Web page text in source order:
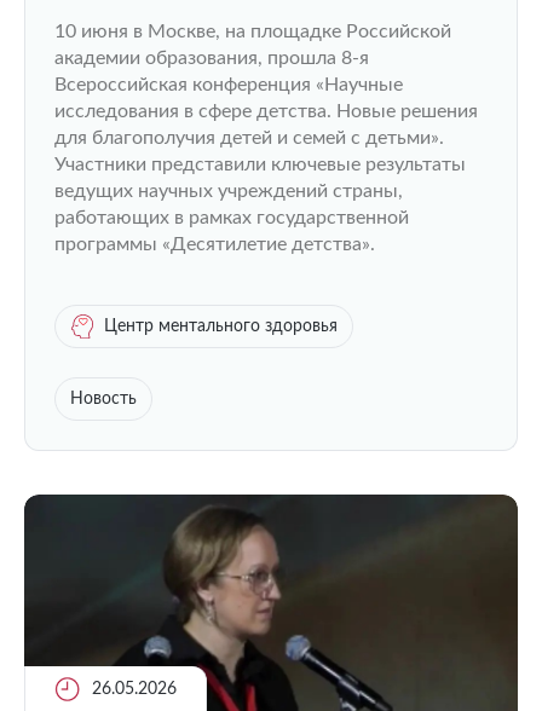
10 июня в Москве, на площадке Российской
академии образования, прошла 8-я
Всероссийская конференция «Научные
исследования в сфере детства. Новые решения
для благополучия детей и семей с детьми».
Участники представили ключевые результаты
ведущих научных учреждений страны,
работающих в рамках государственной
программы «Десятилетие детства».
Центр ментального здоровья
Новость
26.05.2026